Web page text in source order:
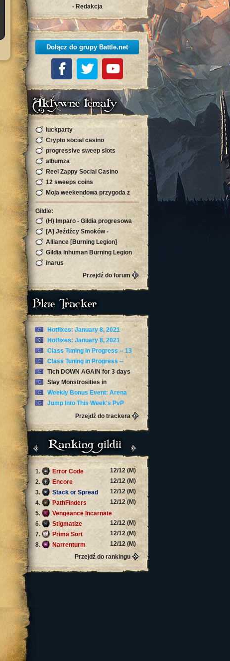
- Redakcja
Dołącz do grupy Battle.net
Aktywne tematy
luckparty
Crypto social casino
progressive sweep slots
albumza
Reel Zappy Social Casino
12 sweeps coins
Moja weekendowa przygoda z
kryptowalutą, która zaskoczyła
Gildie:
(H) Imparo - Gildia progresowa
Burning Legion!
[A] Jeźdźcy Smoków -
Silvermoon
Alliance [Burning Legion]
Gildia Inhuman Burning Legion
Horda Zapraszamy
inarus
Przejdź do forum
Blue Tracker
Hotfixes: January 8, 2021
Hotfixes: January 8, 2021
Class Tuning in Progress -- 13
JanuaryClass Tuning in Progress --
January 12
Tich DOWN AGAIN for 3 days
now Slay Monstrosities in
Torghast’s Twisting Corridors
Weekly Bonus Event: Arena
Skirmishes
Jump Into This Week's PvP
Przejdź do trackera
Ranking gildii
1. Error Code
12/12 (M)
2.
Encore
12/12 (M)
3.
Stack or Spread
12/12 (M)
4.
PathFinders
12/12 (M)
5.
Vengeance Incarnate
12/12 (M)
6. Stigmatize
12/12 (M)
7.
Prima Sort
12/12 (M)
8.
Narrenturm
12/12 (M)
Przejdź do rankingu